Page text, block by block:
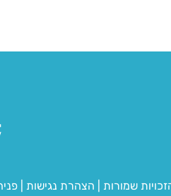
שמורות הצהרת נגישות